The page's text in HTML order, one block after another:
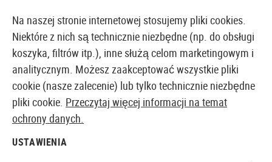
EUROPEJSKI AIRSOFT SKLEP I HURTOWNIA
Strona główna
Na naszej stronie internetowej stosujemy pliki cookies.
Niektóre z nich są technicznie niezbędne (np. do obsługi
koszyka, filtrów itp.), inne służą celom marketingowym i
analitycznym. Możesz zaakceptować wszystkie pliki
cookie (nasze zalecenie) lub tylko technicznie niezbędne
pliki cookie. Przeczytaj więcej informacji na temat
ochrony danych.
USTAWIENIA